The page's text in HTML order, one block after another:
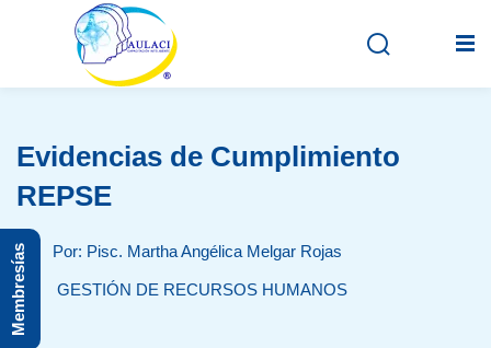
Inicio
Grabados
Evidencias de Cumplimiento
REPSE
Por: Pisc. Martha Angélica Melgar Rojas
GESTIÓN DE RECURSOS HUMANOS
Membresías